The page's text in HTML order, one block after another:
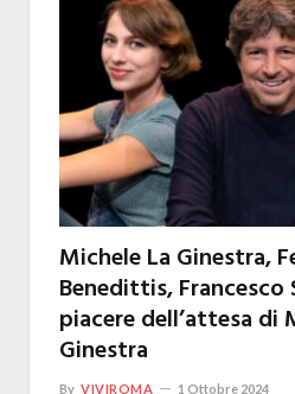
Michele La Ginestra,
Benedittis, Francesco
piacere dell’attesa di
Ginestra
By VIVIROMA 1 Ottobre 2024